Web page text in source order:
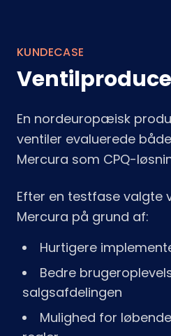
KUNDECASE
En nordeuropæisk
ventiler evaluerede
Mercura som CPQ-
Efter en testfase valgte
Mercura på grund af:
Hurtigere
Bedre
salgsafdelingen
Mulighed for